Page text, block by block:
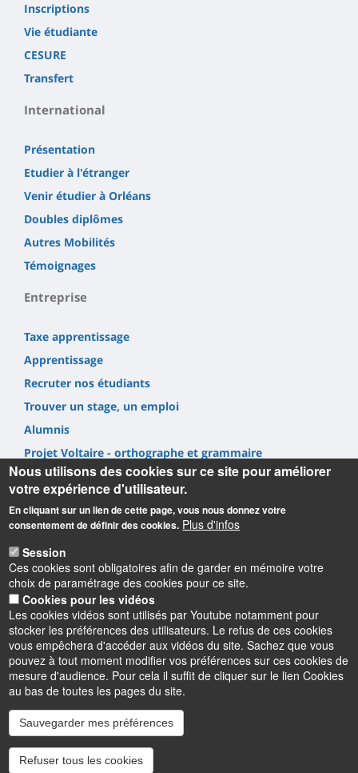
Inscriptions
Vie étudiante
CESURE
Transfert
International
Présentation
Etudier à l'étranger
Venir étudier à Orléans
Doubles diplômes
Autres Mobilités
Témoignages
Entreprise
Taxe apprentissage
Apprentissage
Recruter nos étudiants
Trouver un stage, un emploi
Alumnis
Projet Voltaire - orthographe et grammaire
Informations
UFR Lettres, Langues & Sciences Humaines
10 rue de Tours - BP 46527
45065 ORLEANS cedex 2 – France
InstagramLinkedInYoutube
Nous utilisons des cookies sur ce site pour améliorer
votre expérience d'utilisateur.
En cliquant sur un lien de cette page, vous nous donnez votre
consentement de définir des cookies. Plus d'infos
Session
Ces cookies sont obligatoires afin de garder en mémoire votre
choix de paramétrage des cookies pour ce site.
Cookies pour les vidéos
Les cookies vidéos sont utilisés par Youtube notamment pour
stocker les préférences des utilisateurs. Le refus de ces cookies
vous empêchera d'accéder aux vidéos du site. Sachez que vous
pouvez à tout moment modifier vos préférences sur ces cookies de
mesure d'audience. Pour cela il suffit de cliquer sur le lien Cookies
au bas de toutes les pages du site.
Sauvegarder mes préférences
Refuser tous les cookies